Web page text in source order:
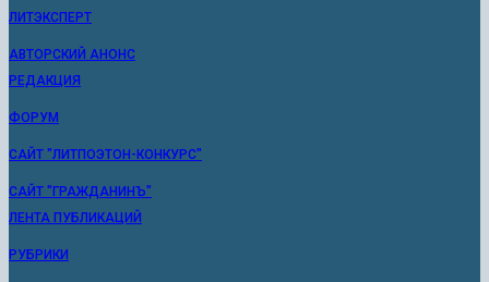
ЛИТЭКСПЕРТ
АВТОРСКИЙ АНОНС
РЕДАКЦИЯ
ФОРУМ
САЙТ "ЛИТПОЭТОН-КОНКУРС"
САЙТ "ГРАЖДАНИНЪ"
ЛЕНТА ПУБЛИКАЦИЙ
РУБРИКИ